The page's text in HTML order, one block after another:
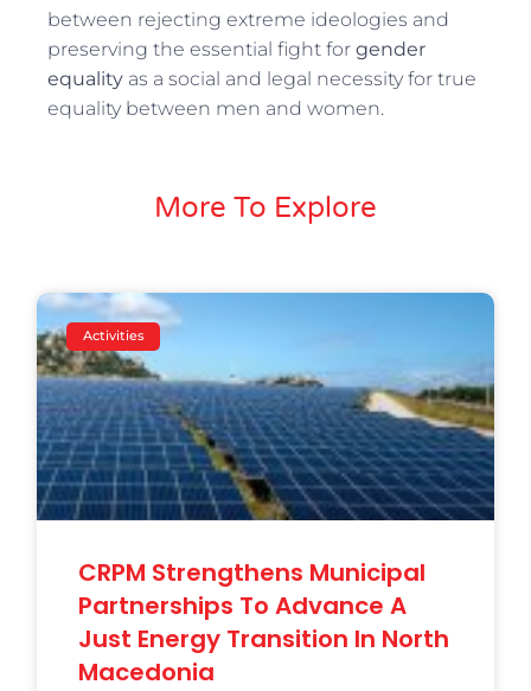
between rejecting extreme ideologies and
preserving the essential fight forgender
equality as a social and legal necessity for true
equality between men and women.
More To Explore
Activities
CRPM Strengthens Municipal
Partnerships To Advance A
Just Energy Transition In North
Macedonia